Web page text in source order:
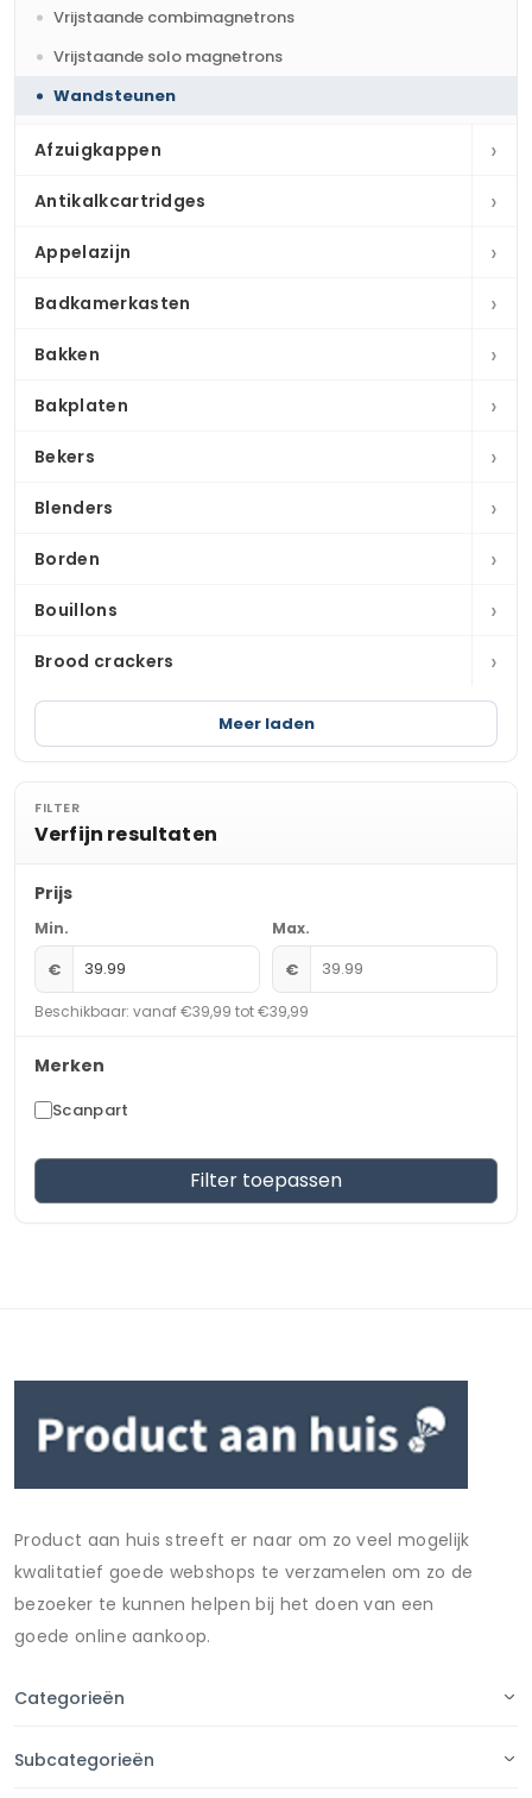
Vrijstaande combimagnetrons
Vrijstaande solo magnetrons
Wandsteunen
Afzuigkappen ›
Antikalkcartridges ›
Appelazijn ›
Badkamerkasten ›
Bakken ›
Bakplaten ›
Bekers ›
Blenders ›
Borden ›
Bouillons ›
Brood crackers ›
Meer laden
FILTER
Verfijn resultaten
Prijs
Min.
€
Max.
€
Beschikbaar: vanaf €39,99 tot €39,99
Merken
Scanpart
Filter toepassen
Product aan huis streeft er naar om zo veel mogelijk
kwalitatief goede webshops te verzamelen om zo de
bezoeker te kunnen helpen bij het doen van een
goede online aankoop.
Categorieën
Subcategorieën